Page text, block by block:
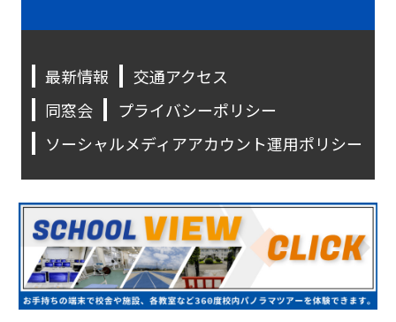
最新情報
交通アクセス
同窓会
プライバシーポリシー
ソーシャルメディアアカウント運用ポリシー